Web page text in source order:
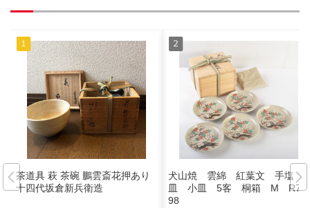
茶道具 萩 茶碗 鵬雲斎花押あり
十四代坂倉新兵衛造
犬山焼 雲綿 紅葉文 手塩
皿 小皿 5客 桐箱 M R73
98